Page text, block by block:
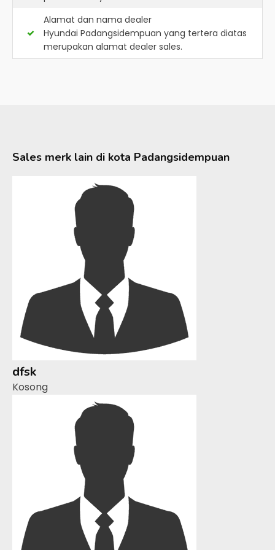
Alamat dan nama dealer
Hyundai Padangsidempuan yang tertera diatas
merupakan alamat dealer sales.
Sales merk lain di kota Padangsidempuan
dfsk
Kosong